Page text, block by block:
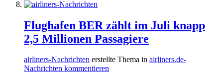
Flughafen BER zählt im Juli knapp
2,5 Millionen Passagiere
airliners-Nachrichten erstellte Thema in airliners.de-
Nachrichten kommentieren